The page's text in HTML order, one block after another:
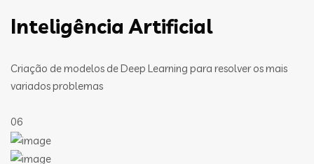
Inteligência Artificial
Criação de modelos de Deep Learning para resolver os mais
variados problemas
06